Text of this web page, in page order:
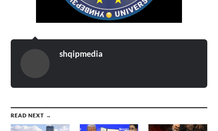
shqipmedia
READ NEXT →